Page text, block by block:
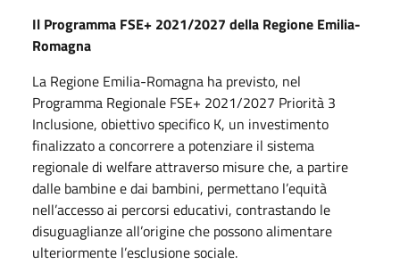
Il Programma FSE+ 2021/2027 della Regione Emilia-
Romagna
La Regione Emilia-Romagna ha previsto, nel
Programma Regionale FSE+ 2021/2027 Priorità 3
Inclusione, obiettivo specifico K, un investimento
finalizzato a concorrere a potenziare il sistema
regionale di welfare attraverso misure che, a partire
dalle bambine e dai bambini, permettano l’equità
nell’accesso ai percorsi educativi, contrastando le
disuguaglianze all’origine che possono alimentare
ulteriormente l’esclusione sociale.